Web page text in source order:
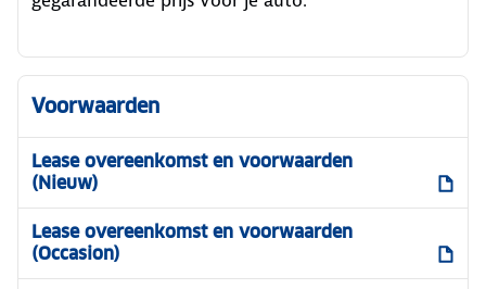
Voorwaarden
Lease overeenkomst en voorwaarden
(Nieuw)
Lease overeenkomst en voorwaarden
(Occasion)